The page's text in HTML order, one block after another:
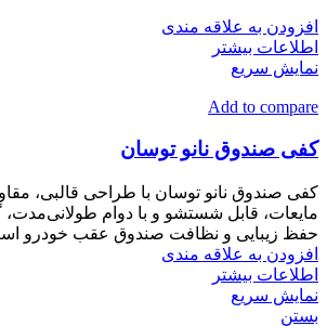
افزودن به علاقه مندی
اطلاعات بیشتر
نمایش سریع
Add to compare
کفی صندوق نانو توسان
کفی صندوق نانو توسان با طراحی قالبی،
مایعات، قابل شستشو و با دوام طولانی‌مدت،
حفظ زیبایی و نظافت صندوق عقب خودرو
افزودن به علاقه مندی
اطلاعات بیشتر
نمایش سریع
بستن